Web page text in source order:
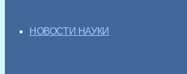
НОВОСТИ НАУКИ